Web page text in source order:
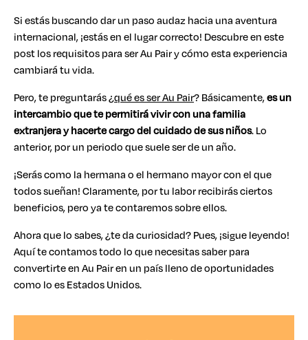
Si estás buscando dar un paso audaz hacia una aventura
internacional, ¡estás en el lugar correcto! Descubre en este
post los requisitos para ser Au Pair y cómo esta experiencia
cambiará tu vida.
Pero, te preguntarás ¿qué es ser Au Pair? Básicamente,es un
intercambio que te permitirá vivir con una familia
extranjera y hacerte cargo del cuidado de sus niños. Lo
anterior, por un periodo que suele ser de un año.
¡Serás como la hermana o el hermano mayor con el que
todos sueñan! Claramente, por tu labor recibirás ciertos
beneficios, pero ya te contaremos sobre ellos.
Ahora que lo sabes, ¿te da curiosidad? Pues, ¡sigue leyendo!
Aquí te contamos todo lo que necesitas saber para
convertirte en Au Pair en un país lleno de oportunidades
como lo es Estados Unidos.